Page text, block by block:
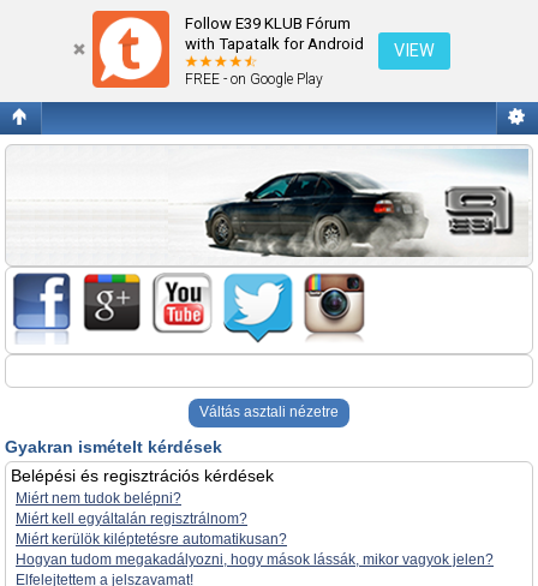
Follow E39 KLUB Fórum
with Tapatalk for Android
FREE - on Google Play
VIEW
Gyakran ismételt kérdések
Váltás asztali nézetre
Gyakran ismételt kérdések
Belépési és regisztrációs kérdések
Miért nem tudok belépni?
Miért kell egyáltalán regisztrálnom?
Miért kerülök kiléptetésre automatikusan?
Hogyan tudom megakadályozni, hogy mások lássák, mikor vagyok jelen?
Elfelejtettem a jelszavamat!